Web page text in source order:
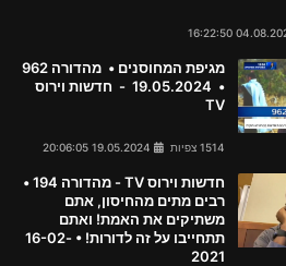
מגיפת המחוסנים • מהדורה 962
• 19.05.2024 - חדשות וירוס
TV
1514 צפיות
חדשות וירוס TV - מהדורה 194 •
רבים מתים מהחיסון, אתם
משתיקים את האמת! ואתם
תתחייבו על זה לדורות! • 16-02-
2021